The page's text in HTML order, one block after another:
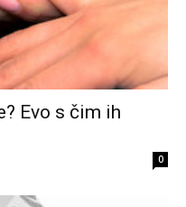
Evo s čim ih
0